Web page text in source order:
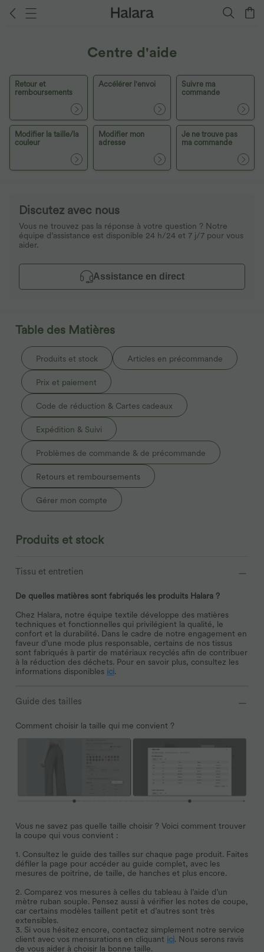
Centre d'aide
Retour et
remboursements
Accélérer l'envoi
Suivre ma
commande
Modifier la taille/la
couleur
Modifier mon
adresse
Je ne trouve pas
ma commande
Discutez avec nous
Vous ne trouvez pas la réponse à votre question ? Notre
équipe d’assistance est disponible 24 h/24 et 7 j/7 pour vous
aider.
Assistance en direct
Table des Matières
Produits et stock Articles en précommande
Prix et paiement
Code de réduction & Cartes cadeaux
Expédition & Suivi
Problèmes de commande & de précommande
Retours et remboursements
Gérer mon compte
Produits et stock
Tissu et entretien
De quelles matières sont fabriqués les produits Halara ?
Chez Halara, notre équipe textile développe des matières
techniques et fonctionnelles qui privilégient la qualité, le
confort et la durabilité. Dans le cadre de notre engagement en
faveur d’une mode plus responsable, certains de nos tissus
sont fabriqués à partir de matériaux recyclés afin de contribuer
à la réduction des déchets. Pour en savoir plus, consultez les
informations disponibles ici.
Guide des tailles
Comment choisir la taille qui me convient ?
Vous ne savez pas quelle taille choisir ? Voici comment trouver
la coupe qui vous convient :
1. Consultez le guide des tailles sur chaque page produit. Faites
défiler la page pour accéder au guide complet, avec les
mesures de poitrine, de taille, de hanches et plus encore.
2. Comparez vos mesures à celles du tableau à l’aide d’un
mètre ruban souple. Pensez aussi à vérifier les notes de coupe,
car certains modèles taillent petit et d’autres sont très
extensibles.
3. Si vous hésitez encore, contactez simplement notre service
client avec vos mensurations en cliquant ici. Nous serons ravis
de vous aider à choisir la bonne taille.